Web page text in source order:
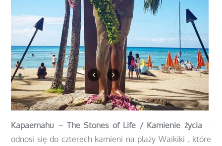
Kapaemahu – The Stones of Life / Kamienie życia –
odnosi się do czterech kamieni na plaży Waikiki , które